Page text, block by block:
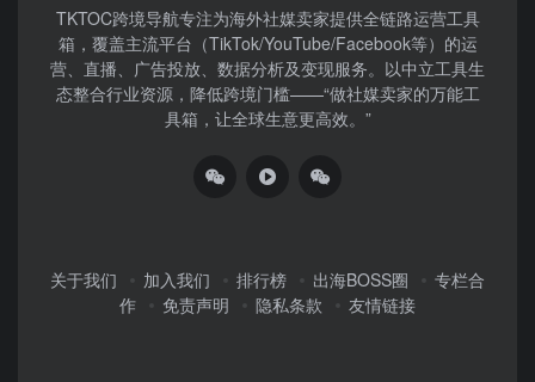
TKTOC跨境导航​专注为海外社媒卖家提供全链路运营工具
箱，覆盖主流平台（TikTok/YouTube/Facebook等）​的运
营、直播、广告投放、数据分析及变现服务。以中立工具生
态整合行业资源，降低跨境门槛——“做社媒卖家的万能工
具箱，让全球生意更高效。”
关于我们 加入我们 排行榜 出海BOSS圈
专栏合
作
免责声明 隐私条款 友情链接